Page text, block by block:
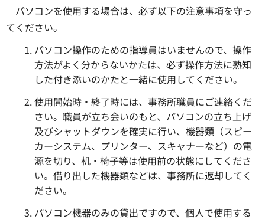
パソコンを使用する場合は、必ず以下の注意事項を守っ
てください。
パソコン操作のための指導員はいませんので、操作
方法がよく分からないかたは、必ず操作方法に熟知
した付き添いのかたと一緒に使用してください。
使用開始時・終了時には、事務所職員にご連絡くだ
さい。職員が立ち会いのもと、パソコンの立ち上げ
及びシャットダウンを確実に行い、機器類（スピー
カーシステム、プリンター、スキャナーなど）の電
源を切り、机・椅子等は使用前の状態にしてくださ
い。借り出した機器類などは、事務所に返却してく
ださい。
パソコン機器のみの貸出ですので、個人で使用する